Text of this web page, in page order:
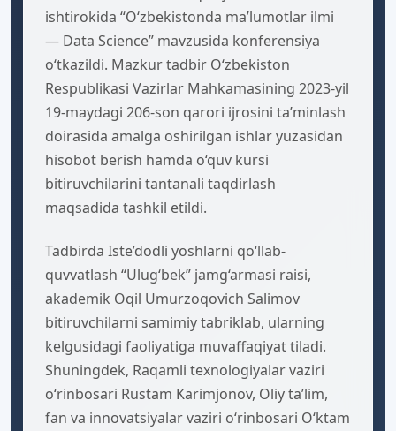
vorislari” 2025–2026-o‘quv yili bitiruvchilari
ishtirokida “O‘zbekistonda ma’lumotlar ilmi
— Data Science” mavzusida konferensiya
o‘tkazildi. Mazkur tadbir O‘zbekiston
Respublikasi Vazirlar Mahkamasining 2023-yil
19-maydagi 206-son qarori ijrosini ta’minlash
doirasida amalga oshirilgan ishlar yuzasidan
hisobot berish hamda o‘quv kursi
bitiruvchilarini tantanali taqdirlash
Tadbirda Iste’dodli yoshlarni qo‘llab-
quvvatlash “Ulug‘bek” jamg‘armasi raisi,
akademik Oqil Umurzoqovich Salimov
bitiruvchilarni samimiy tabriklab, ularning
kelgusidagi faoliyatiga muvaffaqiyat tiladi.
Shuningdek, Raqamli texnologiyalar vaziri
o‘rinbosari Rustam Karimjonov, Oliy ta’lim,